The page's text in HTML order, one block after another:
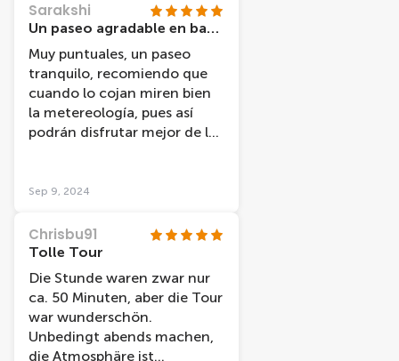
Sarakshi
Un paseo agradable en barco
Muy puntuales, un paseo
tranquilo, recomiendo que
cuando lo cojan miren bien
la metereología, pues así
podrán disfrutar mejor de las
Sep 9, 2024
Chrisbu91
Tolle Tour
Die Stunde waren zwar nur
ca. 50 Minuten, aber die Tour
war wunderschön.
Unbedingt abends machen,
die Atmosphäre ist